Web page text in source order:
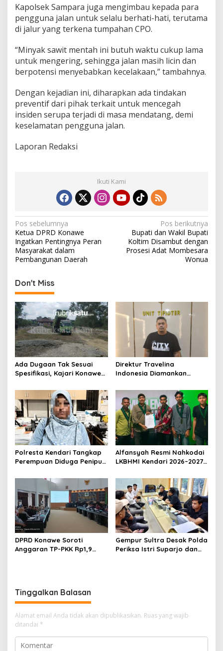
t
i
Kapolsek Sampara juga mengimbau kepada para
pengguna jalan untuk selalu berhati-hati, terutama
di jalur yang terkena tumpahan CPO.
“Minyak sawit mentah ini butuh waktu cukup lama
untuk mengering, sehingga jalan masih licin dan
berpotensi menyebabkan kecelakaan,” tambahnya.
Dengan kejadian ini, diharapkan ada tindakan
preventif dari pihak terkait untuk mencegah
insiden serupa terjadi di masa mendatang, demi
keselamatan pengguna jalan.
Laporan Redaksi
Ikuti Kami
N
a
v
g
a
s
i
p
o
s
Pos sebelumnya
Ketua DPRD Konawe
Ingatkan Pentingnya Peran
Masyarakat dalam
Pembangunan Daerah
Pos berikutnya
Bupati dan Wakil Bupati
Koltim Disambut dengan
Prosesi Adat Mombesara
Wonua
Don't Miss
Ada Dugaan Tak Sesuai
Spesifikasi, Kajari Konawe
Rupbasan Rp1,9 Miliar
Dihentikan
Direktur Travelina
Indonesia Diamankan
Penelantaran Jemaah
Umrah Masuk Babak Baru
Polresta Kendari Tangkap
Perempuan Diduga Penipu
Rp588,1 Juta
Alfansyah Resmi Nahkodai
LKBHMI Kendari 2026–2027,
Hukum
DPRD Konawe Soroti
Anggaran TP-PKK Rp1,9
Gempur Sultra Desak Polda
Periksa Istri Suparjo dan
Tinggalkan Balasan
Alamat email Anda tidak akan dipublikasikan. Ruas yang wajib
ditandai *